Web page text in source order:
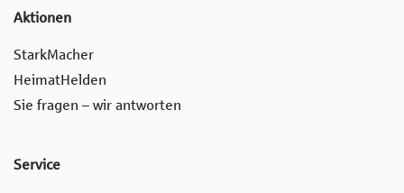
Aktionen
StarkMacher
HeimatHelden
Sie fragen – wir antworten
Service